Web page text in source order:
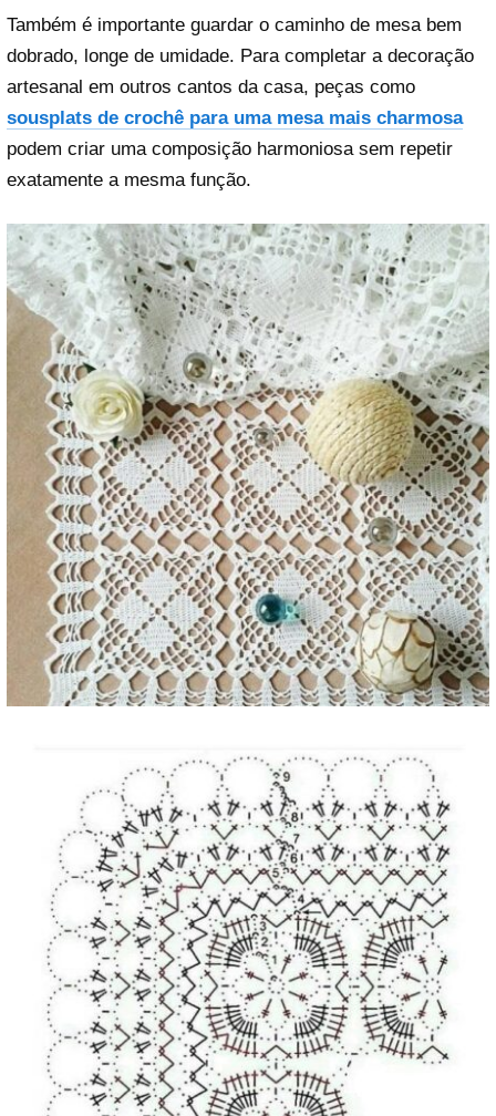
Também é importante guardar o caminho de mesa bem
dobrado, longe de umidade. Para completar a decoração
artesanal em outros cantos da casa, peças como
sousplats de crochê para uma mesa mais charmosa
podem criar uma composição harmoniosa sem repetir
exatamente a mesma função.